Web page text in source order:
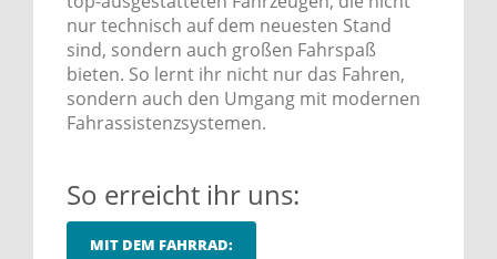
nur technisch auf dem neuesten Stand
sind, sondern auch großen Fahrspaß
bieten. So lernt ihr nicht nur das Fahren,
sondern auch den Umgang mit modernen
Fahrassistenzsystemen.
So erreicht ihr uns:
MIT DEM FAHRRAD: